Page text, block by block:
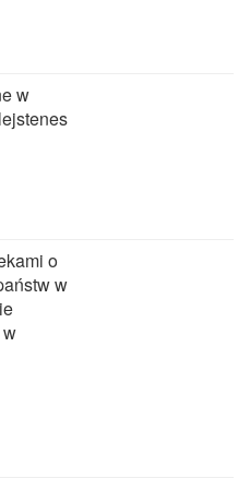
w
o
w